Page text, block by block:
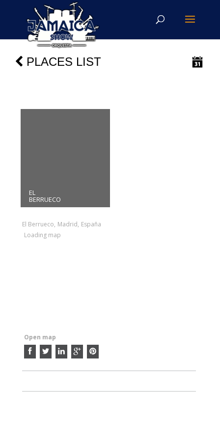
PLACES LIST
EL
BERRUECO
El Berrueco, Madrid, España
Loading map
Open map